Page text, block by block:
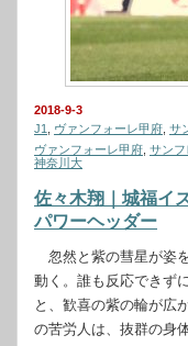
2018-9-3
J1
ヴァンフォーレ甲府 サ
ヴァンフォーレ甲府 サンフ
神奈川大
佐々木翔｜城福イ
パワーヘッダー
忽然と紫の彗星が姿
動く。誰も反応できず
と、歓喜の紫の輪が広
の苦労人は、抜群の身